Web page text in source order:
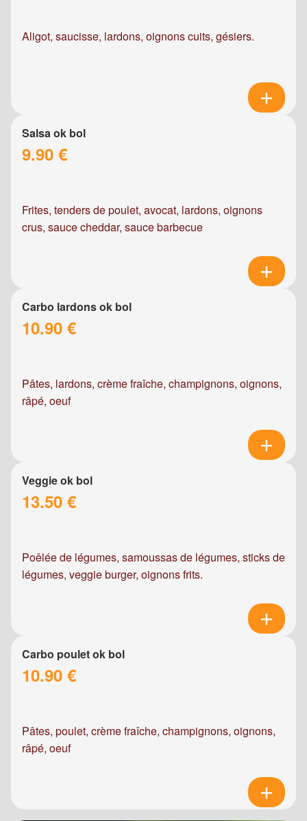
Aligot, saucisse, lardons, oignons cuits, gésiers.
Salsa ok bol
9.90 €
Frites, tenders de poulet, avocat, lardons, oignons
crus, sauce cheddar, sauce barbecue
Carbo lardons ok bol
10.90 €
Pâtes, lardons, crème fraîche, champignons, oignons,
râpé, oeuf
Veggie ok bol
13.50 €
Poêlée de légumes, samoussas de légumes, sticks de
légumes, veggie burger, oignons frits.
Carbo poulet ok bol
10.90 €
Pâtes, poulet, crème fraîche, champignons, oignons,
râpé, oeuf